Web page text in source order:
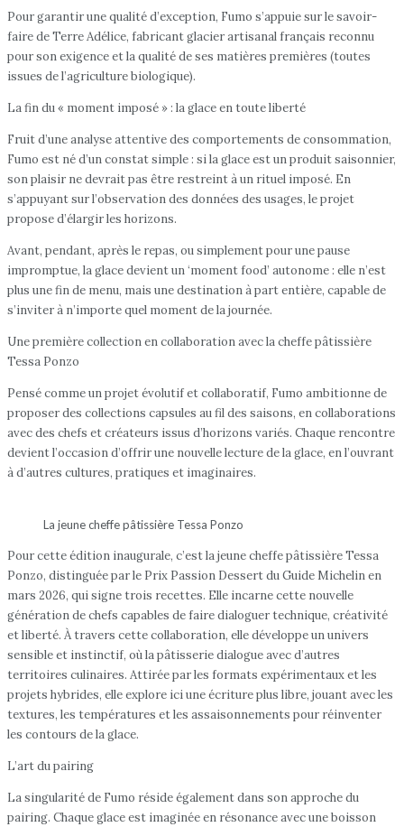
Pour garantir une qualité d’exception, Fumo s’appuie sur le savoir-
faire de Terre Adélice, fabricant glacier artisanal français reconnu
pour son exigence et la qualité de ses matières premières (toutes
issues de l’agriculture biologique).
La fin du « moment imposé » : la glace en toute liberté
Fruit d’une analyse attentive des comportements de consommation,
Fumo est né d’un constat simple : si la glace est un produit saisonnier,
son plaisir ne devrait pas être restreint à un rituel imposé. En
s’appuyant sur l’observation des données des usages, le projet
propose d’élargir les horizons.
Avant, pendant, après le repas, ou simplement pour une pause
impromptue, la glace devient un ‘moment food’ autonome : elle n’est
plus une fin de menu, mais une destination à part entière, capable de
s’inviter à n’importe quel moment de la journée.
Une première collection en collaboration avec la cheffe pâtissière
Tessa Ponzo
Pensé comme un projet évolutif et collaboratif, Fumo ambitionne de
proposer des collections capsules au fil des saisons, en collaborations
avec des chefs et créateurs issus d’horizons variés. Chaque rencontre
devient l’occasion d’offrir une nouvelle lecture de la glace, en l’ouvrant
à d’autres cultures, pratiques et imaginaires.
La jeune cheffe pâtissière Tessa Ponzo
Pour cette édition inaugurale, c’est la jeune cheffe pâtissière Tessa
Ponzo, distinguée par le Prix Passion Dessert du Guide Michelin en
mars 2026, qui signe trois recettes. Elle incarne cette nouvelle
génération de chefs capables de faire dialoguer technique, créativité
et liberté. À travers cette collaboration, elle développe un univers
sensible et instinctif, où la pâtisserie dialogue avec d’autres
territoires culinaires. Attirée par les formats expérimentaux et les
projets hybrides, elle explore ici une écriture plus libre, jouant avec les
textures, les températures et les assaisonnements pour réinventer
les contours de la glace.
L’art du pairing
La singularité de Fumo réside également dans son approche du
pairing. Chaque glace est imaginée en résonance avec une boisson